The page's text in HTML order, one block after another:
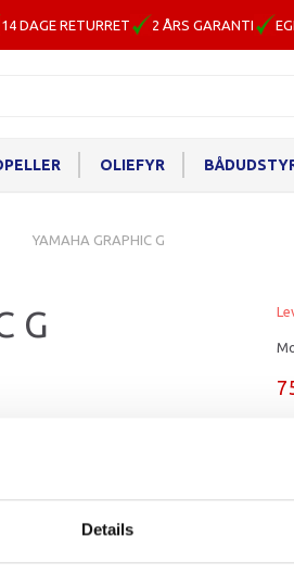
Details
14 DAGE RETURRET 2 ÅRS GARANTI
OLIEFYR
YAMAHA GRAPHIC G
G